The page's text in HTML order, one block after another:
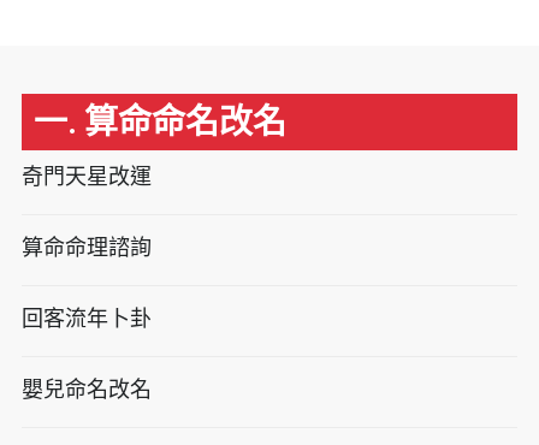
一. 算命命名改名
奇門天星改運
算命命理諮詢
回客流年卜卦
嬰兒命名改名